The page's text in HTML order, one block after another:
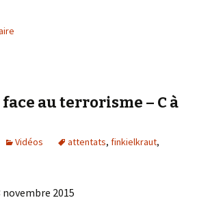
au terrorisme – C à
Vidéos attentats, finkielkraut,
novembre 2015